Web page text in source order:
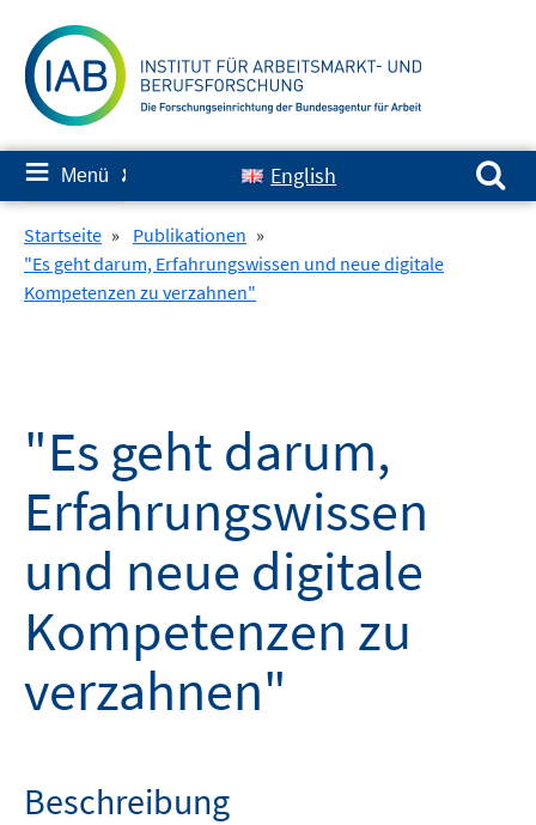
zum
Inhalt
≡ Menü ✘ English
Suchen nach:
Startseite » Publikationen »
"Es geht darum, Erfahrungswissen und neue digitale
Kompetenzen zu verzahnen"
"Es geht darum,
Erfahrungswissen
und neue digitale
Kompetenzen zu
verzahnen"
Beschreibung